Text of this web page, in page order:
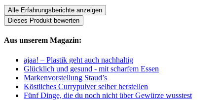
Alle Erfahrungsberichte anzeigen
Dieses Produkt bewerten
Aus unserem Magazin:
ajaa! – Plastik geht auch nachhaltig
Glücklich und gesund - mit scharfem Essen
Markenvorstellung Staud’s
Köstliches Currypulver selber herstellen
Fünf Dinge, die du noch nicht über Gewürze wusstest